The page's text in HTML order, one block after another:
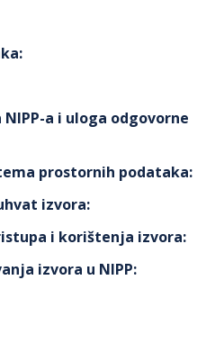
:
a i uloga odgovorne
tema prostornih podataka:
izvora:
i korištenja izvora:
izvora u NIPP: